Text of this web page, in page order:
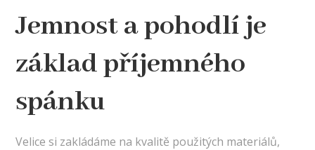
Jemnost a pohodlí je
základ příjemného
spánku
Velice si zakládáme na kvalitě použitých materiálů,